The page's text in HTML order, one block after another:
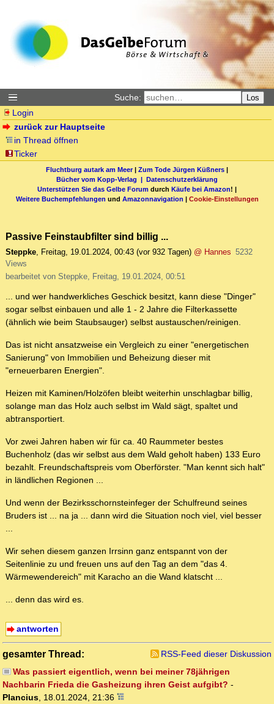
Suche: Los
Login
zurück zur Hauptseite
in Thread öffnen
Ticker
Fluchtburg autark am Meer| Zum Tode Jürgen Küßners |
Bücher vom Kopp-Verlag | Datenschutzerklärung
Unterstützen Sie das Gelbe Forum durch Käufe bei Amazon! |
Weitere Buchempfehlungen und Amazonnavigation | Cookie-Einstellungen
Passive Feinstaubfilter sind billig ...
Steppke, Freitag, 19.01.2024, 00:43 (vor 932 Tagen) @ Hannes 5232
Views
bearbeitet von Steppke, Freitag, 19.01.2024, 00:51
... und wer handwerkliches Geschick besitzt, kann diese "Dinger"
sogar selbst einbauen und alle 1 - 2 Jahre die Filterkassette
(ähnlich wie beim Staubsauger) selbst austauschen/reinigen.
Das ist nicht ansatzweise ein Vergleich zu einer "energetischen
Sanierung" von Immobilien und Beheizung dieser mit
"erneuerbaren Energien".
Heizen mit Kaminen/Holzöfen bleibt weiterhin unschlagbar billig,
solange man das Holz auch selbst im Wald sägt, spaltet und
abtransportiert.
Vor zwei Jahren haben wir für ca. 40 Raummeter bestes
Buchenholz (das wir selbst aus dem Wald geholt haben) 133 Euro
bezahlt. Freundschaftspreis vom Oberförster. "Man kennt sich halt"
in ländlichen Regionen ...
Und wenn der Bezirksschornsteinfeger der Schulfreund seines
Bruders ist ... na ja ... dann wird die Situation noch viel, viel besser
...
Wir sehen diesem ganzen Irrsinn ganz entspannt von der
Seitenlinie zu und freuen uns auf den Tag an dem "das 4.
Wärmewendereich" mit Karacho an die Wand klatscht ...
... denn das wird es.
antworten
gesamter Thread:
RSS-Feed dieser Diskussion
Was passiert eigentlich, wenn bei meiner 78jährigen
Nachbarin Frieda die Gasheizung ihren Geist aufgibt? -
Plancius, 18.01.2024, 21:36